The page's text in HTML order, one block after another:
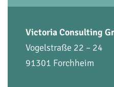
Victoria Consulting
Vogelstraße 22 – 24
91301 Forchheim